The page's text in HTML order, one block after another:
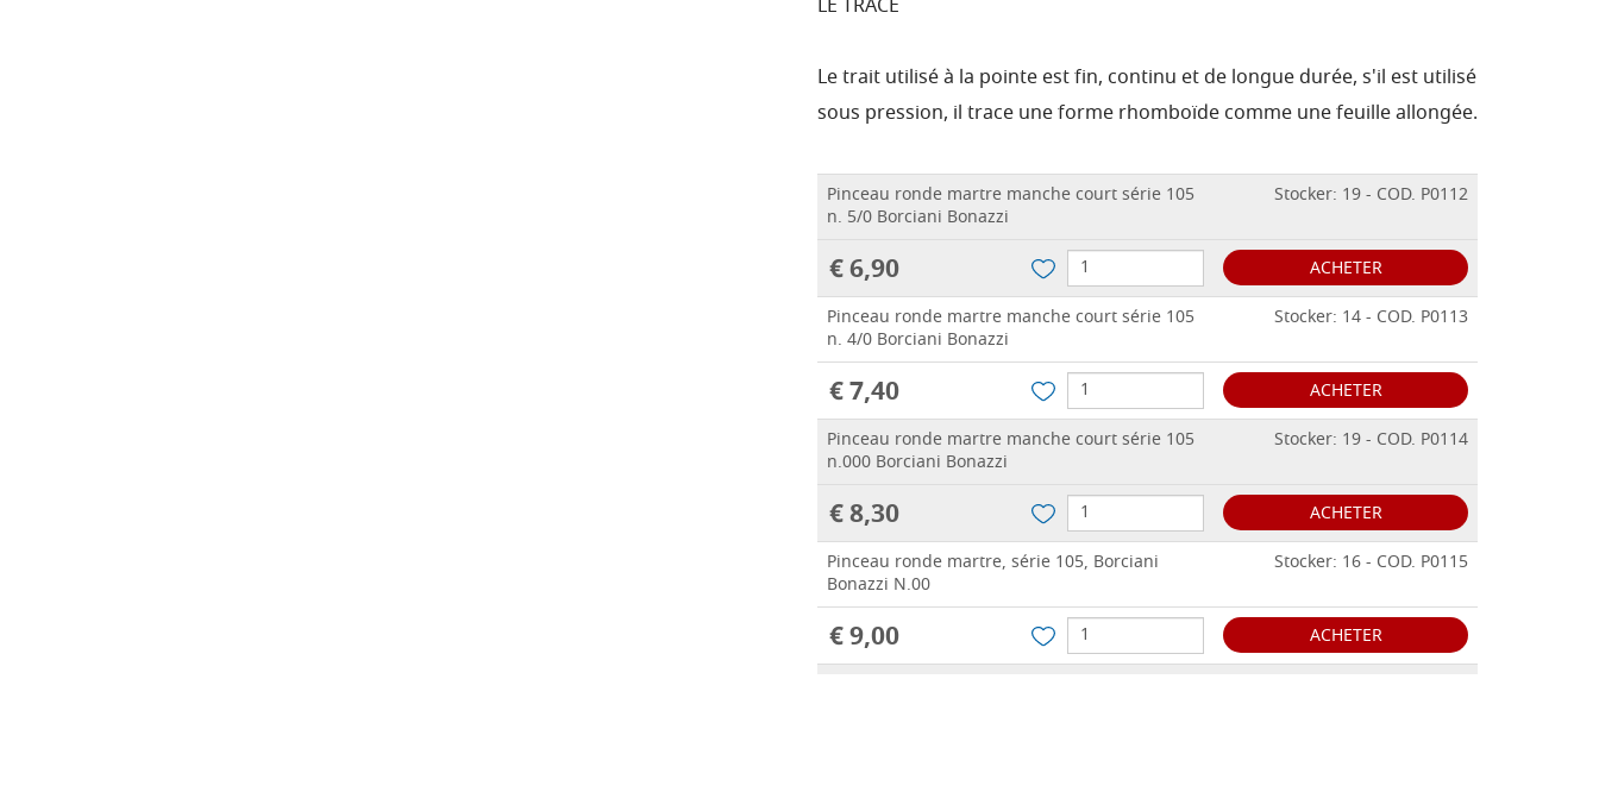
LE TRACÉ
Le trait utilisé à la pointe est fin, continu et de longue durée, s'il est utilisé
sous pression, il trace une forme rhomboïde comme une feuille allongée.
Pinceau ronde martre manche court série 105
n. 5/0 Borciani Bonazzi
Stocker: 19 - COD. P0112
€ 6,90
ACHETER
Pinceau ronde martre manche court série 105
n. 4/0 Borciani Bonazzi
Stocker: 14 - COD. P0113
€ 7,40
ACHETER
Pinceau ronde martre manche court série 105
n.000 Borciani Bonazzi
Stocker: 19 - COD. P0114
€ 8,30
ACHETER
Pinceau ronde martre, série 105, Borciani
Bonazzi N.00
Stocker: 16 - COD. P0115
€ 9,00
ACHETER